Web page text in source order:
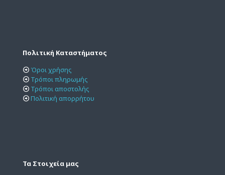
Πολιτική Καταστήματος
Όροι χρήσης
Τρόποι πληρωμής
Τρόποι αποστολής
Πολιτική απορρήτου
Τα Στοιχεία μας